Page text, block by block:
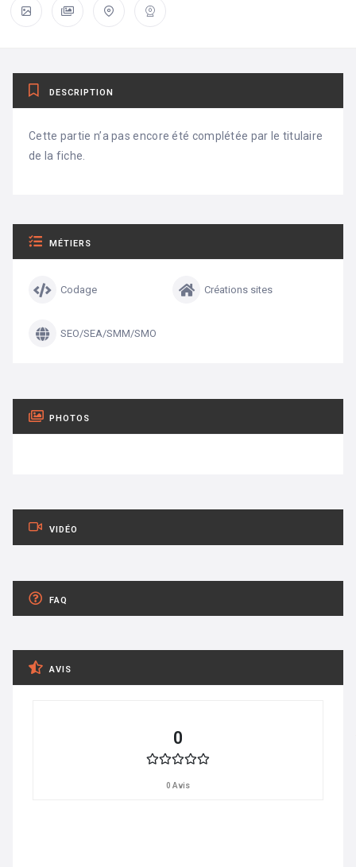
DESCRIPTION
Cette partie n’a pas encore été complétée par le titulaire
de la fiche.
MÉTIERS
Codage Créations sites
SEO/SEA/SMM/SMO
PHOTOS
VIDÉO
FAQ
AVIS
0
0 Avis